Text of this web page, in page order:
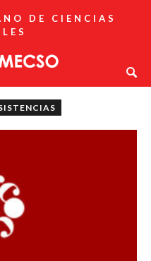
DE CIENCIAS